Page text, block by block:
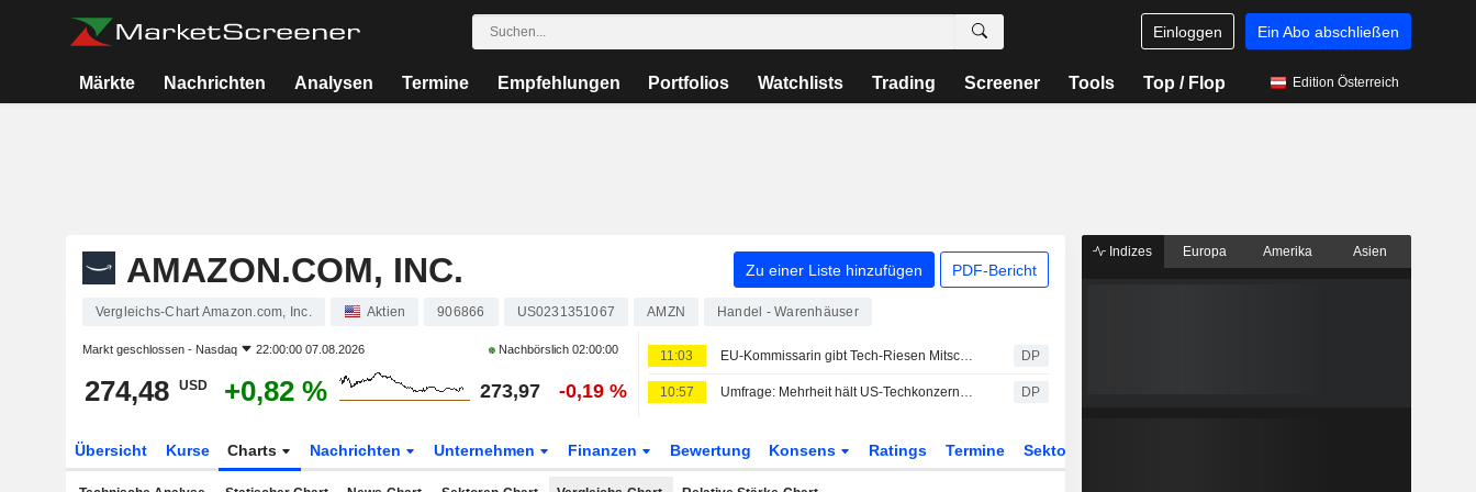
Einloggen Ein Abo abschließen
Märkte Nachrichten Analysen Termine Empfehlungen Portfolios Watchlists Trading Screener Tools Top / Flop Edition Österreich
AMAZON.COM, INC. Zu einer Liste hinzufügen PDF-Bericht
Vergleichs-Chart Amazon.com, Inc. Aktien 906866 US0231351067 AMZN Handel - Warenhäuser
Markt geschlossen - Nasdaq 22:00:00 07.08.2026 Nachbörslich 02:00:00
274,48 USD +0,82 % 273,97 -0,19 %
11:03 EU-Kommissarin gibt Tech-Riesen Mitschuld an Migrationskrise in Ceuta DP
10:57 Umfrage: Mehrheit hält US-Techkonzerne für zu einflussreich DP
Übersicht Kurse Charts Nachrichten Unternehmen Finanzen Bewertung Konsens Ratings Termine Sektor
Indizes Europa Amerika Asien